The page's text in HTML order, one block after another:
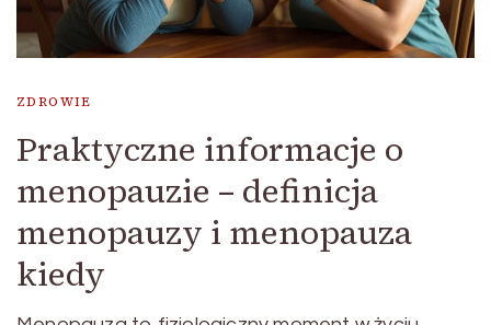
ZDROWIE
Praktyczne informacje o
menopauzie – definicja
menopauzy i menopauza
kiedy